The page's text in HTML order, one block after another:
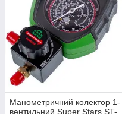
Манометричний колектор 1-
вентильний Super Stars ST-